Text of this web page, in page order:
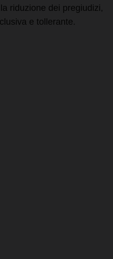
riduzione dei pregiudizi,
e tollerante.